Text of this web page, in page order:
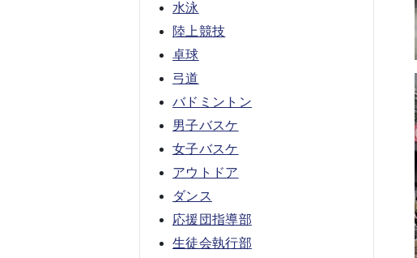
水泳
陸上競技
卓球
弓道
バドミントン
男子バスケ
女子バスケ
アウトドア
ダンス
応援団指導部
生徒会執行部